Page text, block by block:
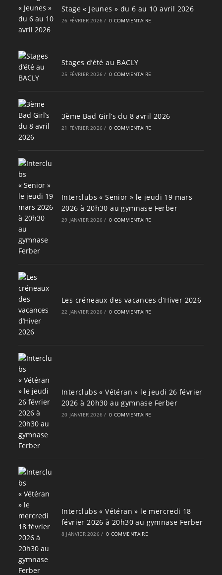
Stage « Jeunes » du 6 au 10 avril 2026
26 FÉVRIER 2026 / 0 COMMENTAIRE
Stages d’été au BACLY
25 FÉVRIER 2026 / 0 COMMENTAIRE
3ème Bad Girl’s du 8 avril 2026
21 FÉVRIER 2026 / 0 COMMENTAIRE
Interclubs « Senior » le jeudi 19 mars
2026 à 20h30 au gymnase Ferber
29 JANVIER 2026 / 0 COMMENTAIRE
Les créneaux des vacances d’Hiver 2026
22 JANVIER 2026 / 0 COMMENTAIRE
Interclubs « Vétéran » le jeudi 26 février
2026 à 20h30 au gymnase Ferber
20 JANVIER 2026 / 0 COMMENTAIRE
Interclubs « Vétéran » le mercredi 18
février 2026 à 20h30 au gymnase Ferber
8 JANVIER 2026 / 0 COMMENTAIRE